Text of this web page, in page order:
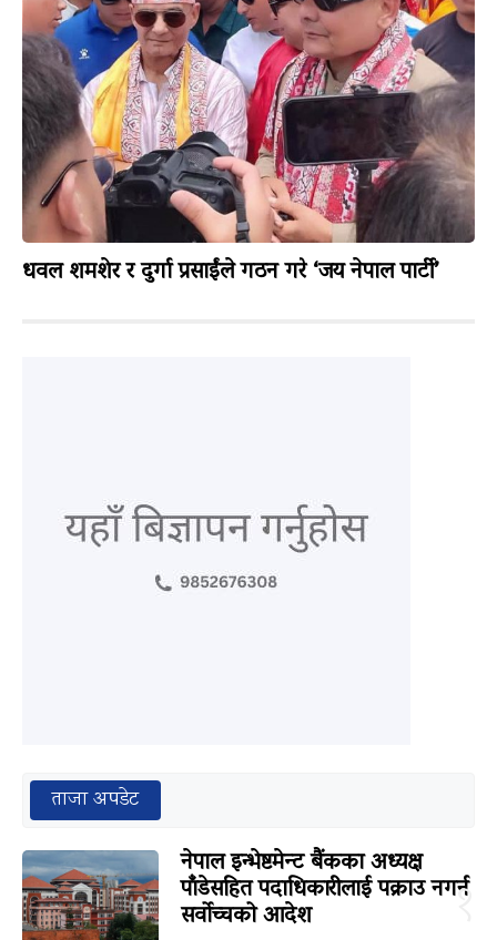
धवल शमशेर र दुर्गा प्रसाईंले गठन गरे ‘जय नेपाल पार्टी’
ताजा अपडेट
१
नेपाल इन्भेष्टमेन्ट बैंकका अध्यक्ष
पाँडेसहित पदाधिकारीलाई पक्राउ नगर्न
सर्वोच्चको आदेश